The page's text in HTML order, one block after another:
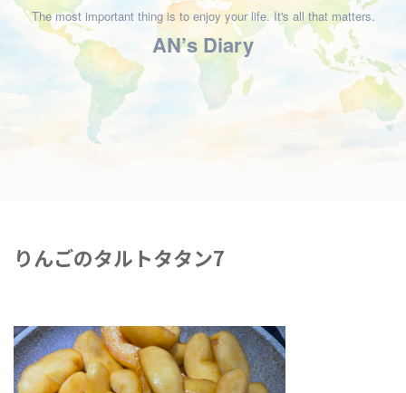
The most important thing is to enjoy your life. It's all that matters.
AN’s Diary
りんごのタルトタタン7